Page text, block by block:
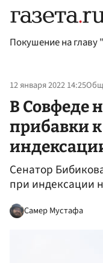
Покушение на главу
12 января 2022 14:25
В Совфеде
прибавки
Сенатор
при индексации
Самер Мустафа